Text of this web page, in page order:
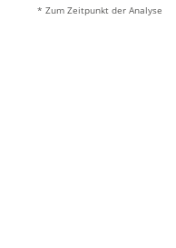
* Zum Zeitpunkt der Analyse